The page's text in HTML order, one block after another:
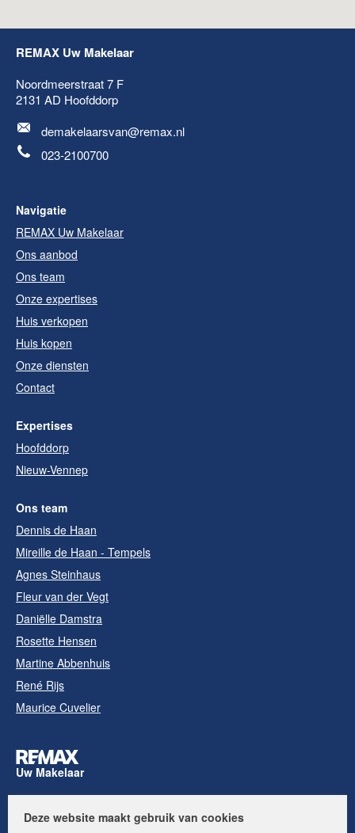
REMAX Uw Makelaar
Noordmeerstraat 7 F
2131 AD Hoofddorp
demakelaarsvan@remax.nl
023-2100700
Navigatie
REMAX Uw Makelaar
Ons aanbod
Ons team
Onze expertises
Huis verkopen
Huis kopen
Onze diensten
Contact
Expertises
Hoofddorp
Nieuw-Vennep
Ons team
Dennis de Haan
Mireille de Haan - Tempels
Agnes Steinhaus
Fleur van der Vegt
Daniëlle Damstra
Rosette Hensen
Martine Abbenhuis
René Rijs
Maurice Cuvelier
Uw Makelaar
Volg ons op:
Deze website maakt gebruik van cookies